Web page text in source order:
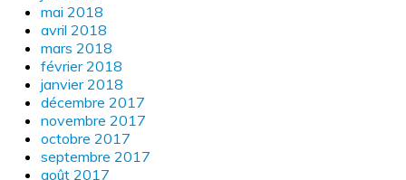
mai 2018
avril 2018
mars 2018
février 2018
janvier 2018
décembre 2017
novembre 2017
octobre 2017
septembre 2017
août 2017